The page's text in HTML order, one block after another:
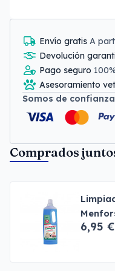
Envío gratis A
Devolución
Pago seguro
Asesoramiento
Somos de confianza
Comprados
6,95 €